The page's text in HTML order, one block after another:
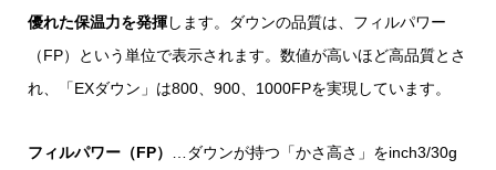
優れた保温力を発揮します。ダウンの品質は、フィルパワー
（FP）という単位で表示されます。数値が高いほど高品質とさ
れ、「EXダウン」は800、900、1000FPを実現しています。
フィルパワー（FP）
…ダウンが持つ「かさ高さ」をinch3/30g